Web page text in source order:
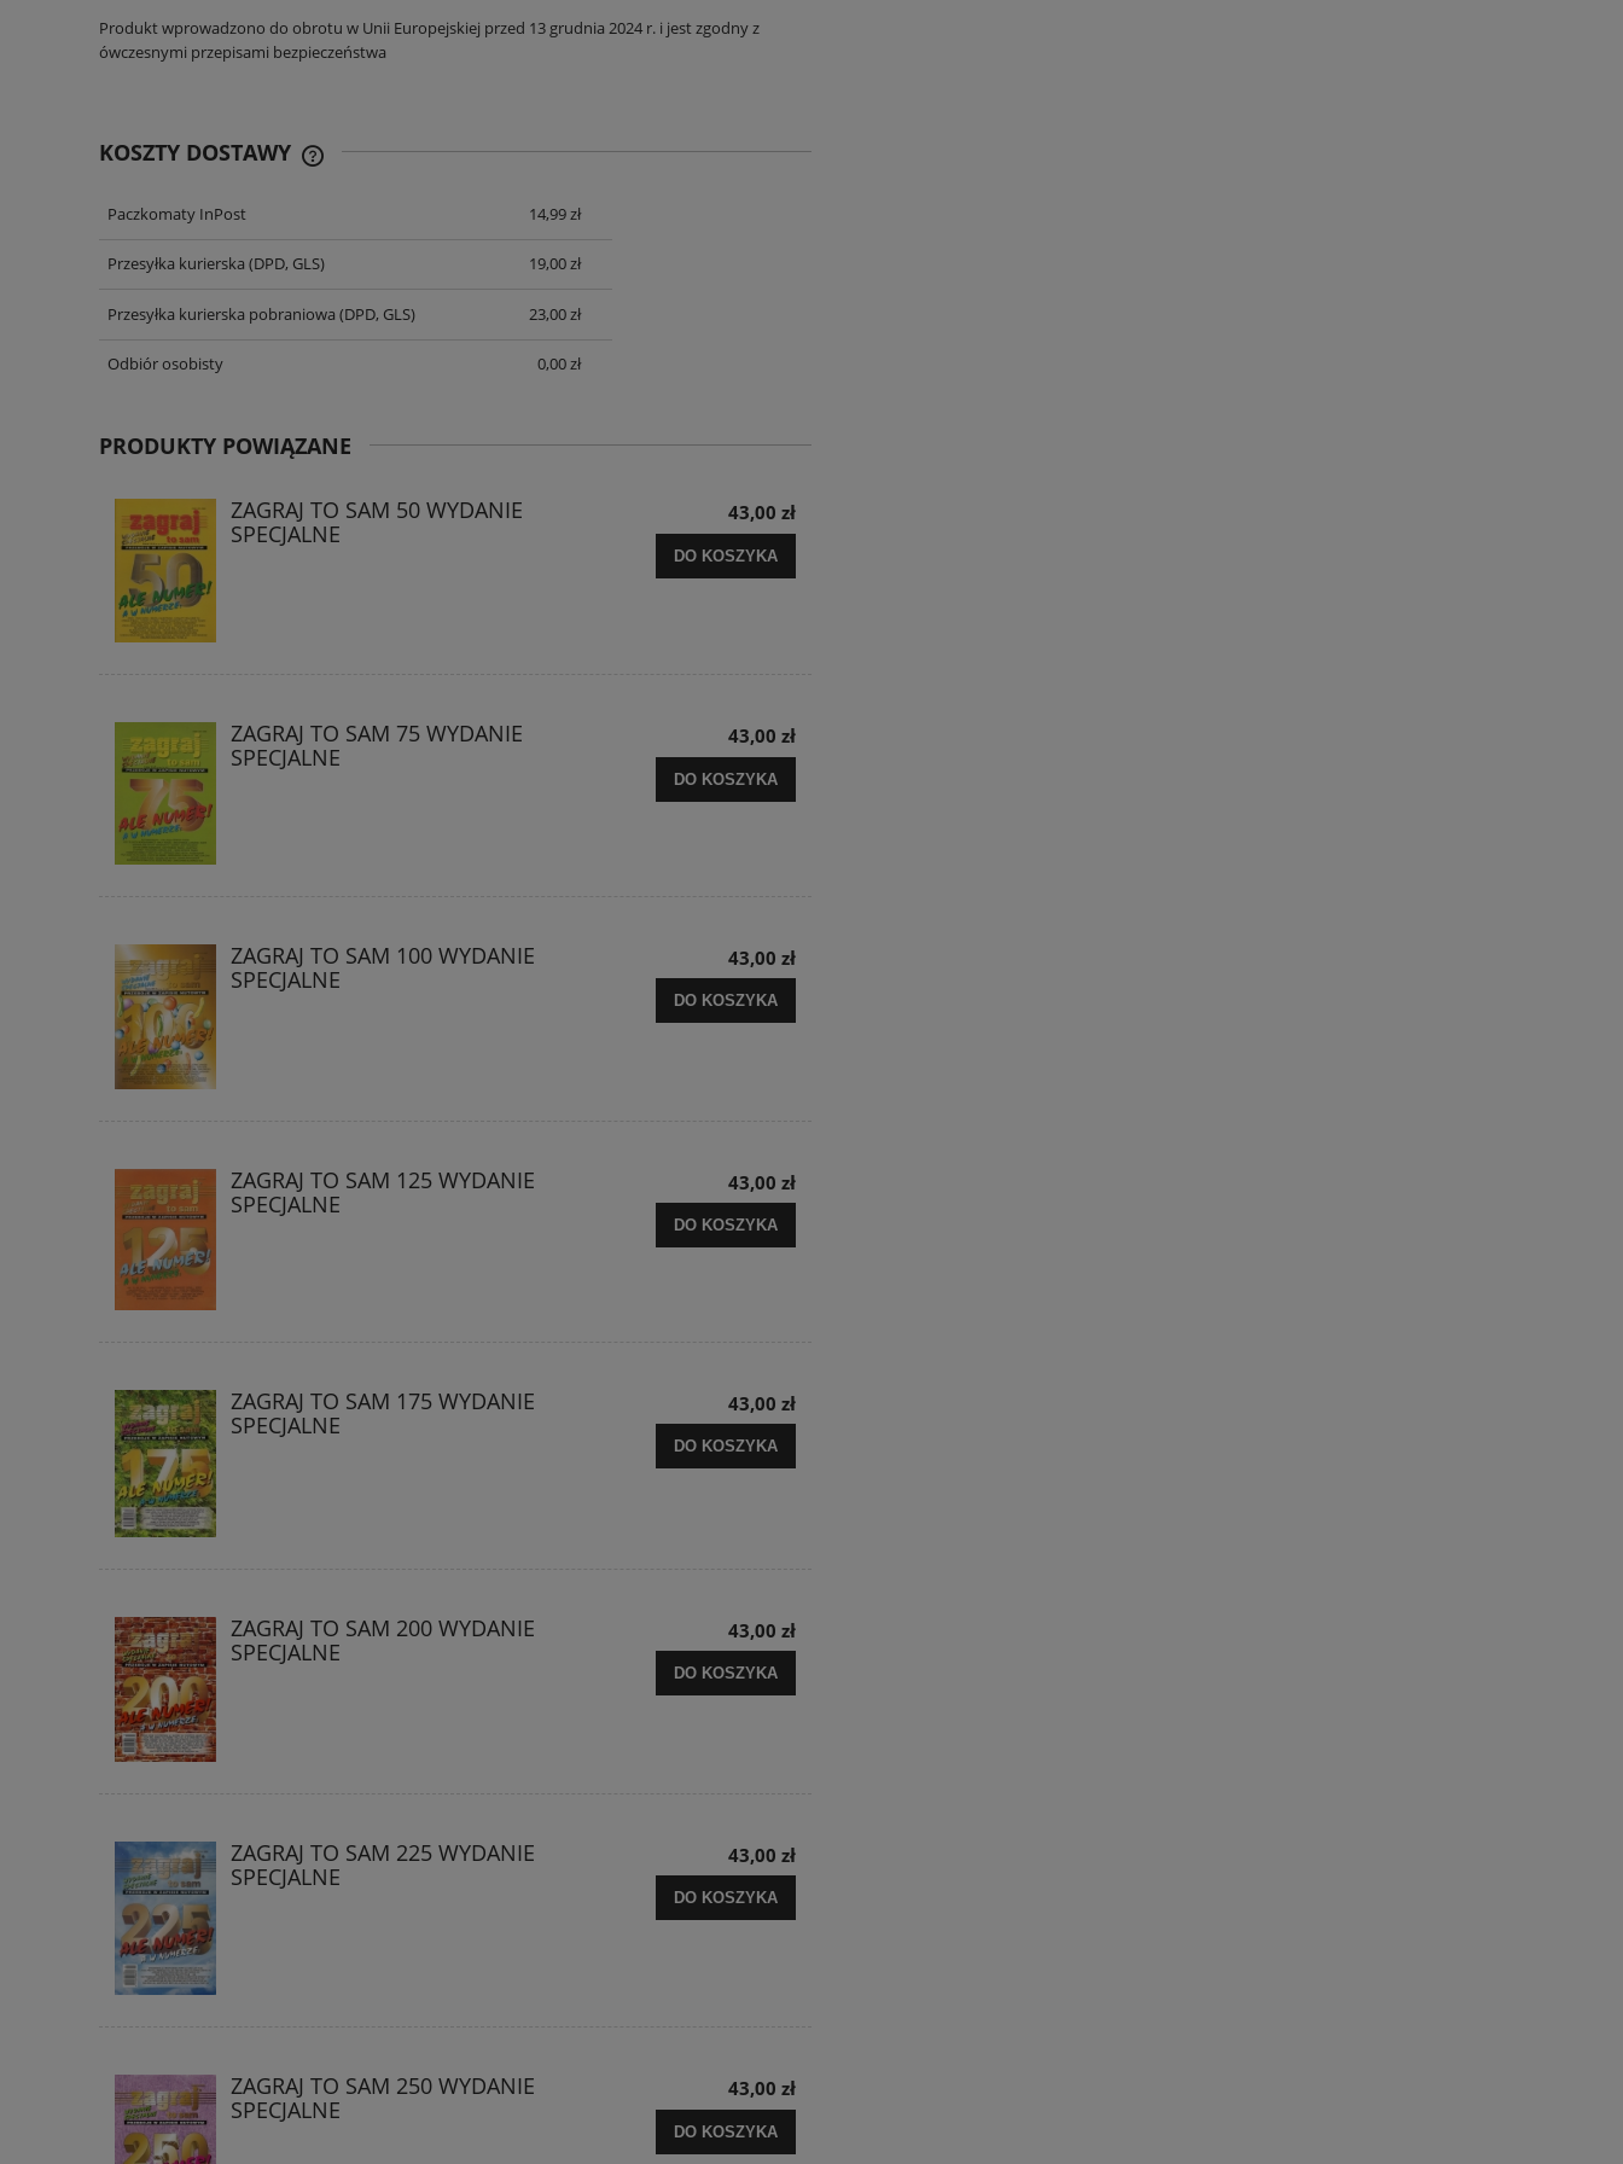
Produkt wprowadzono do obrotu w Unii Europejskiej przed 13 grudnia 2024 r. i jest zgodny z
ówczesnymi przepisami bezpieczeństwa
KOSZTY DOSTAWY
CENA NIE ZAWIERA EWENTUALNYCH
Paczkomaty InPost 14,99 zł
Przesyłka kurierska (DPD, GLS) 19,00 zł
Przesyłka kurierska pobraniowa (DPD, GLS) 23,00 zł
Odbiór osobisty 0,00 zł
PRODUKTY POWIĄZANE
ZAGRAJ TO SAM 50 WYDANIE
SPECJALNE
43,00 zł
DO KOSZYKA
ZAGRAJ TO SAM 75 WYDANIE
SPECJALNE
43,00 zł
DO KOSZYKA
ZAGRAJ TO SAM 100 WYDANIE
SPECJALNE
43,00 zł
DO KOSZYKA
ZAGRAJ TO SAM 125 WYDANIE
SPECJALNE
43,00 zł
DO KOSZYKA
ZAGRAJ TO SAM 175 WYDANIE
SPECJALNE
43,00 zł
DO KOSZYKA
ZAGRAJ TO SAM 200 WYDANIE
SPECJALNE
43,00 zł
DO KOSZYKA
ZAGRAJ TO SAM 225 WYDANIE
SPECJALNE
43,00 zł
DO KOSZYKA
ZAGRAJ TO SAM 250 WYDANIE
SPECJALNE
43,00 zł
DO KOSZYKA